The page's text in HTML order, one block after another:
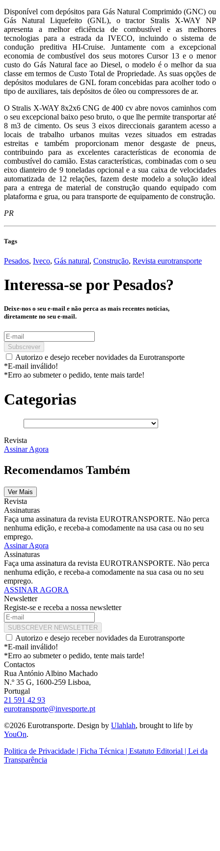
Disponível com depósitos para Gás Natural Comprimido (GNC) ou
Gás Natural Liquefeito (GNL), o tractor Stralis X-WAY NP
apresenta a melhor eficiência de combustível e as melhores
tecnologias para a estrada da IVECO, incluindo o sistema de
condução preditiva HI-Cruise. Juntamente com a excepcional
economia de combustível dos seus motores Cursor 13 e o menor
custo do Gás Natural face ao Diesel, o modelo é o melhor da sua
classe em termos de Custo Total de Propriedade. As suas opções de
depósitos modulares de GNL foram concebidas para acolher todo o
tipo de auxiliares, tais depósitos de óleo ou compressores de ar.
O Stralis X-WAY 8x2x6 CNG de 400 cv abre novos caminhos com
o seu excepcional baixo peso bruto, o que lhe permite transportar até
8 m3 de cimento. Os seus 3 eixos direccionais garantem acesso a
locais de trabalho urbanos muitas vezes situados em estradas
estreitas e também proporcionam menor desgaste de pneus,
contribuindo para as excelentes características de economia de
combustível do camião. Estas características, combinadas com o seu
eixo dianteiro de 9 toneladas opcional e a sua caixa de velocidades
automatizada de 12 relações, fazem deste modelo a solução ideal
para a entrega de material de construção quando equipado com
plataforma e grua, ou para transporte de equipamento de construção.
PR
Tags
Pesados, Iveco, Gás natural, Construção, Revista eurotransporte
Interessa-se porPesados?
Deixe-nos o seu e-mail e não perca as mais recentes notícias,
diretamente no seu e-mail.
Subscrever
Autorizo e desejo receber novidades da Eurotransporte
*E-mail inválido!
*Erro ao submeter o pedido, tente mais tarde!
Categorias
Revista
Assinar Agora
Recomendamos Também
Ver Mais
Revista
Assinaturas
Faça uma assinatura da revista EUROTRANSPORTE. Não perca
nenhuma edição, e receba-a comodamente na usa casa ou no seu
emprego.
Assinar Agora
Assinaturas
Faça uma assinatura da revista EUROTRANSPORTE. Não perca
nenhuma edição, e receba-a comodamente na sua casa ou no seu
emprego.
ASSINAR AGORA
Newsletter
Registe-se e receba a nossa newsletter
SUBSCREVER NEWSLETTER
Autorizo e desejo receber novidades da Eurotransporte
*E-mail inválido!
*Erro ao submeter o pedido, tente mais tarde!
Contactos
Rua António Albino Machado
N.º 35 G, 1600-259 Lisboa,
Portugal
21 591 42 93
eurotransporte@invesporte.pt
©2026 Eurotransporte. Design by Ulahlah, brought to life by
YouOn.
Politica de Privacidade | Ficha Técnica | Estatuto Editorial | Lei da
Transparência